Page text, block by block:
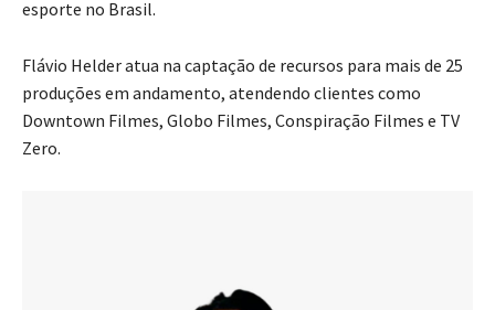
esporte no Brasil.
Flávio Helder atua na captação de recursos para mais de 25
produções em andamento, atendendo clientes como
Downtown Filmes, Globo Filmes, Conspiração Filmes e TV
Zero.